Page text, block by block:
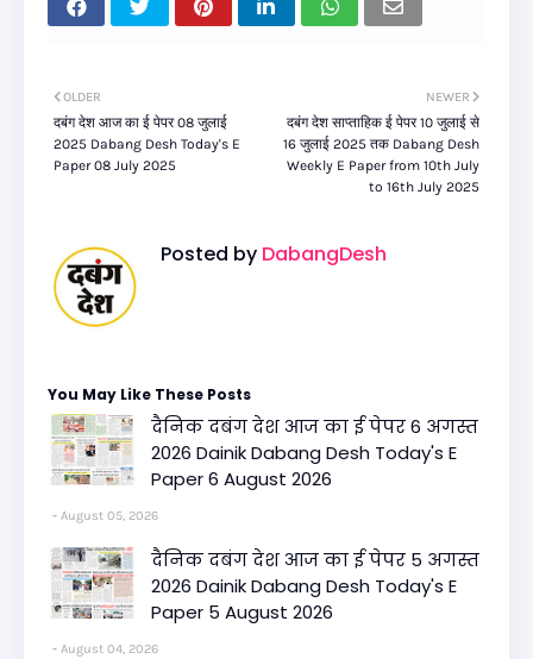
NEWER
दबंग देश साप्ताहिक ई पेपर 10 जुलाई से
16 जुलाई 2025 तक Dabang Desh
Weekly E Paper from 10th July
to 16th July 2025
OLDER
दबंग देश आज का ई पेपर 08 जुलाई
2025 Dabang Desh Today's E
Paper 08 July 2025
Posted by DabangDesh
You May Like These Posts
दैनिक दबंग देश आज का ई पेपर 6 अगस्त
2026 Dainik Dabang Desh Today's E
Paper 6 August 2026
August 05, 2026
दैनिक दबंग देश आज का ई पेपर 5 अगस्त
2026 Dainik Dabang Desh Today's E
Paper 5 August 2026
August 04, 2026